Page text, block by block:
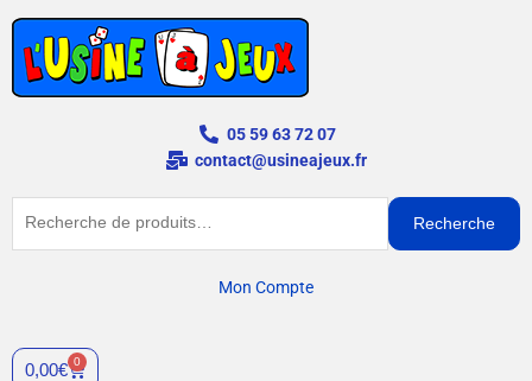
contenu
05 59 63 72 07
contact@usineajeux.fr
Recherche
Mon Compte
0,00€ 0
Cart